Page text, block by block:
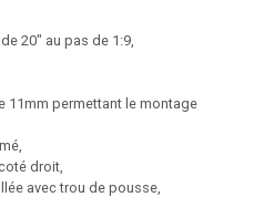
20" au pas de 1:9,
11mm permettant le montage
droit,
avec trou de pousse,